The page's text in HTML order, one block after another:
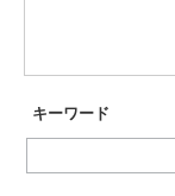
キーワード